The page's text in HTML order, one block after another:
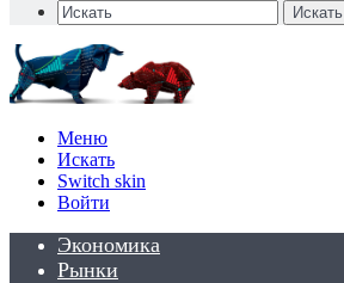
Искать
Меню
Искать
Switch skin
Войти
Экономика
Рынки